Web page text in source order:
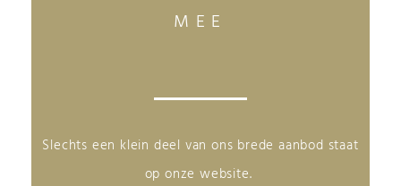
MEE
Slechts een klein deel van ons brede aanbod staat
op onze website.